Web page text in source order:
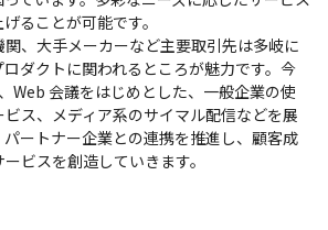
ることが可能です。
、大手メーカーなど主要取引先は多岐に
ダクトに関われるところが魅力です。今
Web 会議をはじめとした、一般企業の使
ス、メディア系のサイマル配信などを展
ートナー企業との連携を推進し、顧客成
ビスを創造していきます。